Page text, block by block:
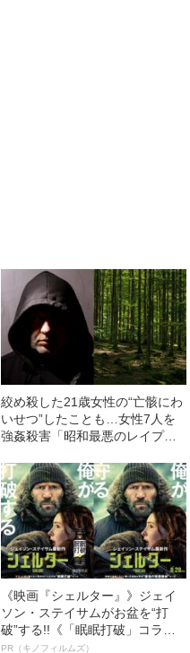
絞め殺した21歳女性の“亡骸にわ
いせつ”したことも…女性7人を
強姦殺害「昭和最悪のレイプ
理由
《映画『シェルター』》ジェイ
ソン・ステイサムがお盆を“打
破”する!!《「眠眠打破」コラ
ボ》
PR（キノフィルムズ）